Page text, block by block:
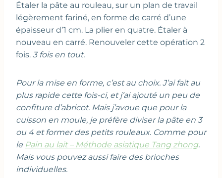
Étaler la pâte au rouleau, sur un plan de travail
légèrement fariné, en forme de carré d’une
épaisseur d’1 cm. La plier en quatre. Étaler à
nouveau en carré. Renouveler cette opération 2
fois. 3 fois en tout.
Pour la mise en forme, c’est au choix. J’ai fait au
plus rapide cette fois-ci, et j’ai ajouté un peu de
confiture d’abricot. Mais j’avoue que pour la
cuisson en moule, je préfère diviser la pâte en 3
ou 4 et former des petits rouleaux. Comme pour
le Pain au lait – Méthode asiatique Tang zhong.
Mais vous pouvez aussi faire des brioches
individuelles.